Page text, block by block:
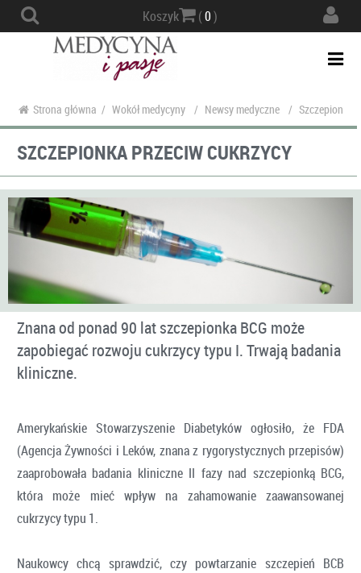
Koszyk (0)
Strona główna / Wokół medycyny / Newsy medyczne / Szczepionka
SZCZEPIONKA PRZECIW CUKRZYCY
Znana od ponad 90 lat szczepionka BCG może
zapobiegać rozwoju cukrzycy typu I. Trwają badania
kliniczne.
Amerykańskie Stowarzyszenie Diabetyków ogłosiło, że FDA
(Agencja Żywności i Leków, znana z rygorystycznych przepisów)
zaaprobowała badania kliniczne II fazy nad szczepionką BCG,
która może mieć wpływ na zahamowanie zaawansowanej
cukrzycy typu 1.
Naukowcy chcą sprawdzić, czy powtarzanie szczepień BCB